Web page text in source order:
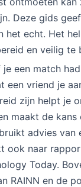
Deze gids
het echt. Het
en veilig te
een match
een vriend je
zijn helpt je
maakt de kans
advies van
ook naar
Today.
RAINN en de